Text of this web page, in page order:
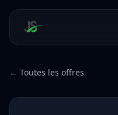
← Toutes les offres